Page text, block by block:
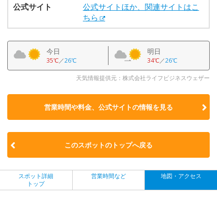
公式サイト
公式サイトほか、関連サイトはこ
ちら
今日
35℃／26℃
明日
34℃／26℃
天気情報提供元：株式会社ライフビジネスウェザー
営業時間や料金、公式サイトの情報を見る
このスポットのトップへ戻る
スポット詳細
トップ
営業時間など 地図・アクセス